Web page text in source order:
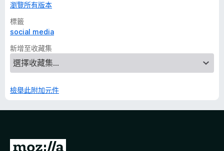
瀏覽所有版本
標籤
social media
新增至收藏集
檢舉此附加元件
前